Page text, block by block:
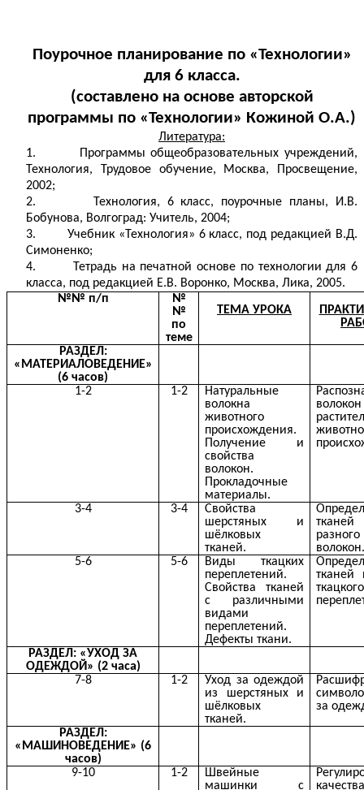
Поурочное планирование по «Технологии»
для 6 класса.
(составлено на основе авторской
программы по «Технологии» Кожиной О.А.)
Литература:
1. Программы общеобразовательных учреждений,
Технология, Трудовое обучение, Москва, Просвещение,
2002;
2. Технология, 6 класс, поурочные планы, И.В.
Бобунова, Волгоград: Учитель, 2004;
3. Учебник «Технология» 6 класс, под редакцией В.Д.
Симоненко;
4. Тетрадь на печатной основе по технологии для 6
класса, под редакцией Е.В. Воронко, Москва, Лика, 2005.
№№ п/п
№
№
по
теме
ТЕМА УРОКА
РАЗДЕЛ:
«МАТЕРИАЛОВЕДЕНИЕ»
(6 часов)
1-2
1-2
Натуральные
волокна
животного
происхождения.
Получение и
свойства
волокон.
Прокладочные
материалы.
волокон
3-4 3-4
Свойства
шерстяных и
шёлковых
тканей.
5-6
5-6
Виды ткацких
переплетений.
Свойства тканей
с различными
видами
переплетений.
Дефекты ткани.
тканей
ткацкого
РАЗДЕЛ: «УХОД ЗА
ОДЕЖДОЙ» (2 часа)
7-8
1-2
Уход за одеждой
из шерстяных и
шёлковых
тканей.
за
РАЗДЕЛ:
«МАШИНОВЕДЕНИЕ» (6
часов)
9-10
1-2
Швейные
машинки с